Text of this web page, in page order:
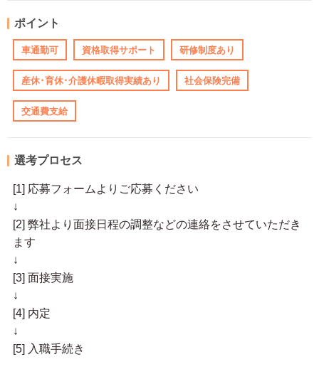
ポイント
車通勤可 資格取得サポート 研修制度あり
産休･育休･介護休暇取得実績あり 社会保険完備
交通費支給
選考プロセス
[1] 応募フォームよりご応募ください
↓
[2] 弊社より面接日程の調整などの連絡をさせていただき
ます
↓
[3] 面接実施
↓
[4] 内定
↓
[5] 入職手続き